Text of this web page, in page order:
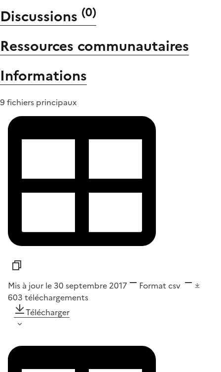
Discussions (0)
Ressources communautaires
Informations
9 fichiers principaux
Mis à jour le 30 septembre 2017 Format csv
603 téléchargements
Télécharger